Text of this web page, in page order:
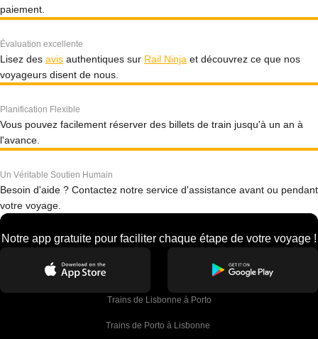
paiement.
Évaluation excellente
Lisez des avis authentiques sur Rail Ninja et découvrez ce que nos
voyageurs disent de nous.
Planification Flexible
Vous pouvez facilement réserver des billets de train jusqu'à un an à
l'avance.
Un Véritable Soutien Humain
Besoin d'aide ? Contactez notre service d'assistance avant ou pendant
votre voyage.
Notre app gratuite pour faciliter chaque étape de votre voyage !
Trains de Lisbonne à Porto
Trains de Porto à Lisbonne